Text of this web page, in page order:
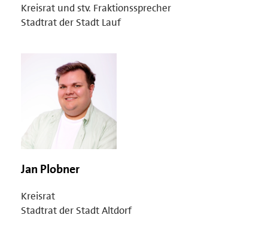
Kreisrat und stv. Fraktionssprecher
Stadtrat der Stadt Lauf
Jan Plobner
Kreisrat
Stadtrat der Stadt Altdorf